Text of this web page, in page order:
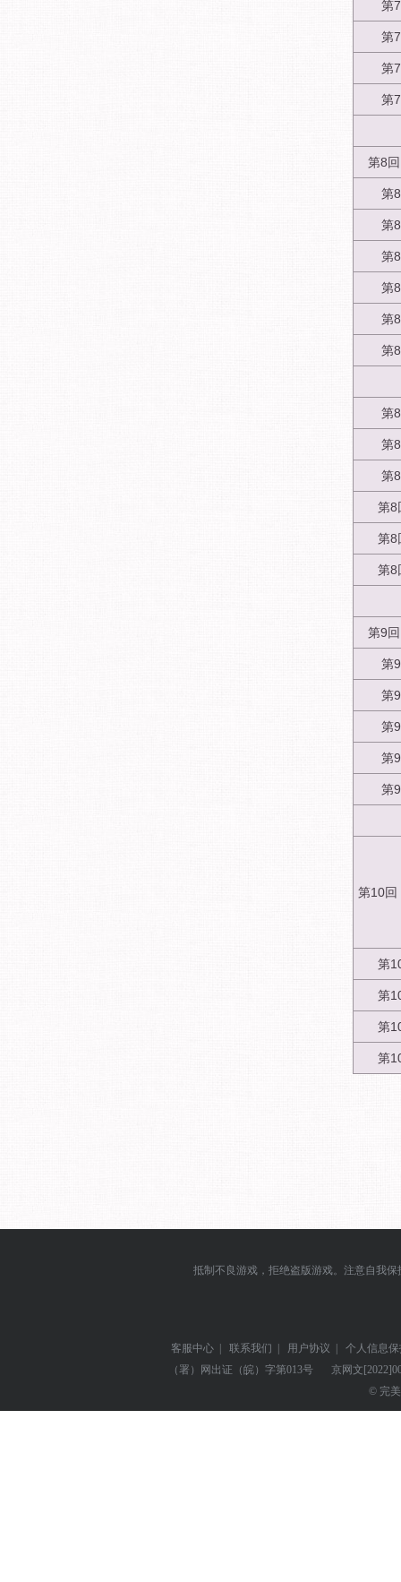
第
第
第
第
第8
第
第
第
第
第
第
第
第
第
第8
第8
第8
第9
第
第
第
第
第
第10回
第
第
第
第
抵制不良游戏，拒绝盗版游戏。注意自我
客服中心 | 联系我们 | 用户协议 |
个人信息
（署）网出证（皖）字第013号
京网文
© 完美